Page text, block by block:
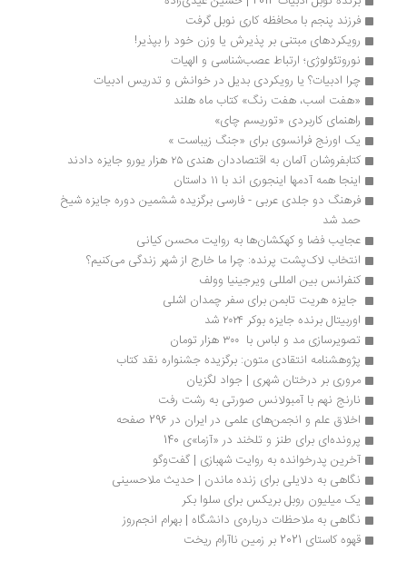
فرزند پنجم با محافظه کاری نوبل گرفت
رویکردهای مبتنی بر پذیرش یا وزن خود را بپذیر!
نوروتئولوژی؛ ارتباط عصب‌شناسی و الهیات
چرا ادبیات؟ یا رویکردی بدیل در خوانش و تدریس ادبیات
«هفت اسب، هفت رنگ» کتاب ماه هلند
راهنمای کاربردی «توریسم چای»
یک اورنج فرانسوی برای «جنگ زیباست »
کتابفروشان آلمان به اقتصاددان هندی ۲۵ هزار یورو جایزه دادند
اینجا همه آدمها اینجوری اند با ۱۱ داستان‌
فرهنگ دو جلدی عربی - فارسی برگزیده ششمین دوره جایزه شیخ
حمد شد
عجایب فضا و کهکشان‌ها به روایت محسن کیانی
انتخاب لاک‌پشت‌ پرنده: چرا ما خارج از شهر زندگی می‌کنیم؟
کنفرانس بین المللی ویرجینیا وولف
جایزه هریت تابمن برای سفر چمدان اشلی
اوربیتال برنده جایزه بوکر ۲۰۲۴ شد
تصویرسازی مد و لباس با  ۳۰۰ هزار تومان
پژوهشنامه انتقادی متون: برگزیده جشنواره نقد کتاب
مروری بر درختان شهری | جواد لگزیان
نارنج نهم با آمبولانس صورتی به رشت رفت
اخلاق علم و انجمن‌های علمی‌ در ایران در 296 صفحه
پرونده‌ای برای طنز و تلخند در «آزما»ی 140
آخرین پدرخوانده به روایت شهبازی | گفت‌وگو
نگاهی به دلایلی برای زنده ماندن | حدیث ملاحسینی
یک میلیون روبل بریکس برای سلوا بکر
نگاهی به ملاحظات درباره‌ی دانشگاه | بهرام انجم‌روز
قهوه کاستای 2021 بر زمین ناآرام ریخت